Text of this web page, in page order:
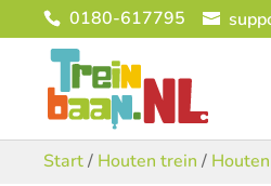
0180-617795
Start/ Houten trein /